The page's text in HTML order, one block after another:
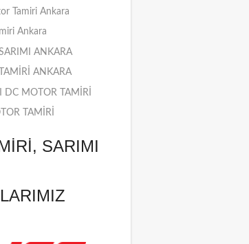
Tamiri Ankara
Ankara
ANKARA
ANKARA
DC MOTOR TAMİRİ
TAMİRİ
SARIMI